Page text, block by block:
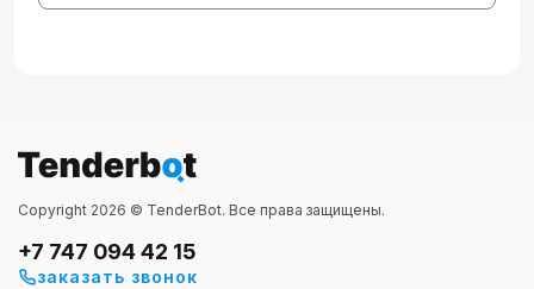
Copyright 2026 © TenderBot. Все права защищены.
+7 747 094 42 15
заказать звонок